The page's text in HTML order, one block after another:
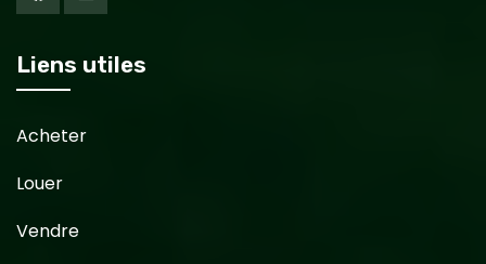
Liens utiles
Acheter
Louer
Vendre